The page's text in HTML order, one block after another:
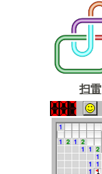
扫雷